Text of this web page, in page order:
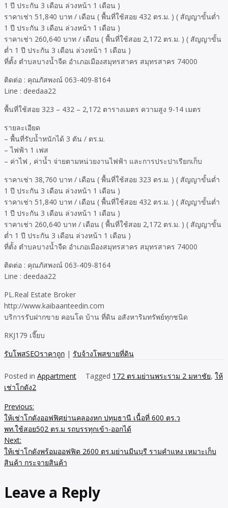
1 ปี ประกัน 3 เดือน ล่วงหน้า 1 เดือน )
ราคาเช่า 51,840 บาท / เดือน ( พื้นที่ใช้สอย 432 ตร.ม. ) ( สัญญาขั้นต่ำ
1 ปี ประกัน 3 เดือน ล่วงหน้า 1 เดือน )
ราคาเช่า 260,640 บาท / เดือน ( พื้นที่ใช้สอย 2,172 ตร.ม. ) ( สัญญาขั้น
ต่ำ 1 ปี ประกัน 3 เดือน ล่วงหน้า 1 เดือน )
ที่ตั้ง ตำบลบางน้ำจืด อำเภอเมืองสมุทรสาคร สมุทรสาคร 74000
ติดต่อ : คุณภัสพงณ์ 063-409-8164
Line : deedaa22
พื้นที่ใช้สอย 323 – 432 – 2,172 ตารางเมตร ความสูง 9-14 เมตร
รายละเอียด
– พื้นที่รับน้ำหนักได้ 3 ตัน / ตร.ม.
– ไฟฟ้า 1 เฟส
– ค่าไฟ , ค่าน้ำ จ่ายตามหน่วยงานไฟฟ้า และการประปาเรียกเก็บ
ราคาเช่า 38,760 บาท / เดือน ( พื้นที่ใช้สอย 323 ตร.ม. ) ( สัญญาขั้นต่ำ
1 ปี ประกัน 3 เดือน ล่วงหน้า 1 เดือน )
ราคาเช่า 51,840 บาท / เดือน ( พื้นที่ใช้สอย 432 ตร.ม. ) ( สัญญาขั้นต่ำ
1 ปี ประกัน 3 เดือน ล่วงหน้า 1 เดือน )
ราคาเช่า 260,640 บาท / เดือน ( พื้นที่ใช้สอย 2,172 ตร.ม. ) ( สัญญาขั้น
ต่ำ 1 ปี ประกัน 3 เดือน ล่วงหน้า 1 เดือน )
ที่ตั้ง ตำบลบางน้ำจืด อำเภอเมืองสมุทรสาคร สมุทรสาคร 74000
ติดต่อ : คุณภัสพงณ์ 063-409-8164
Line : deedaa22
PL.Real Estate Broker
http://www.kaibaanteedin.com
บริการรับฝากขาย คอนโด บ้าน ที่ดิน อสังหาริมทรัพย์ทุกชนิด
RKJ179 เจี๊ยบ
รับโพสSEOราคาถูก | รับจ้างโพสขายที่ดิน
Posted in Appartment Tagged 172 ตร.มย่านพระราม 2 มหาชัย, ให้
เช่าโกดัง2
Post
navigation
Previous:
ให้เช่าโกดังออฟฟิศย่านคลองหก ปทุมธานี เนื้อที่ 600 ตร.ว
พท.ใช้สอย502 ตร.ม รถบรรทุกเข้า-ออกได้
Next:
ให้เช่าโกดังพร้อมออฟฟิต 2600 ตร.มย่านมีนบุรี รามคำแหง เหมาะเก็บ
สินค้า กระจายสินค้า
Leave a Reply